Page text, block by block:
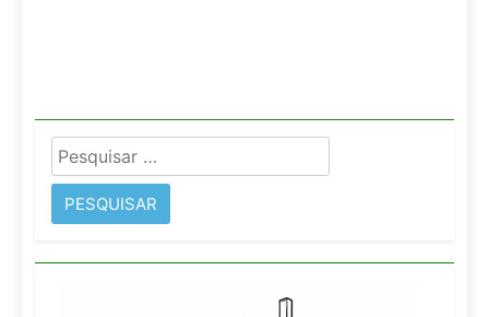
Pesquisar
por: